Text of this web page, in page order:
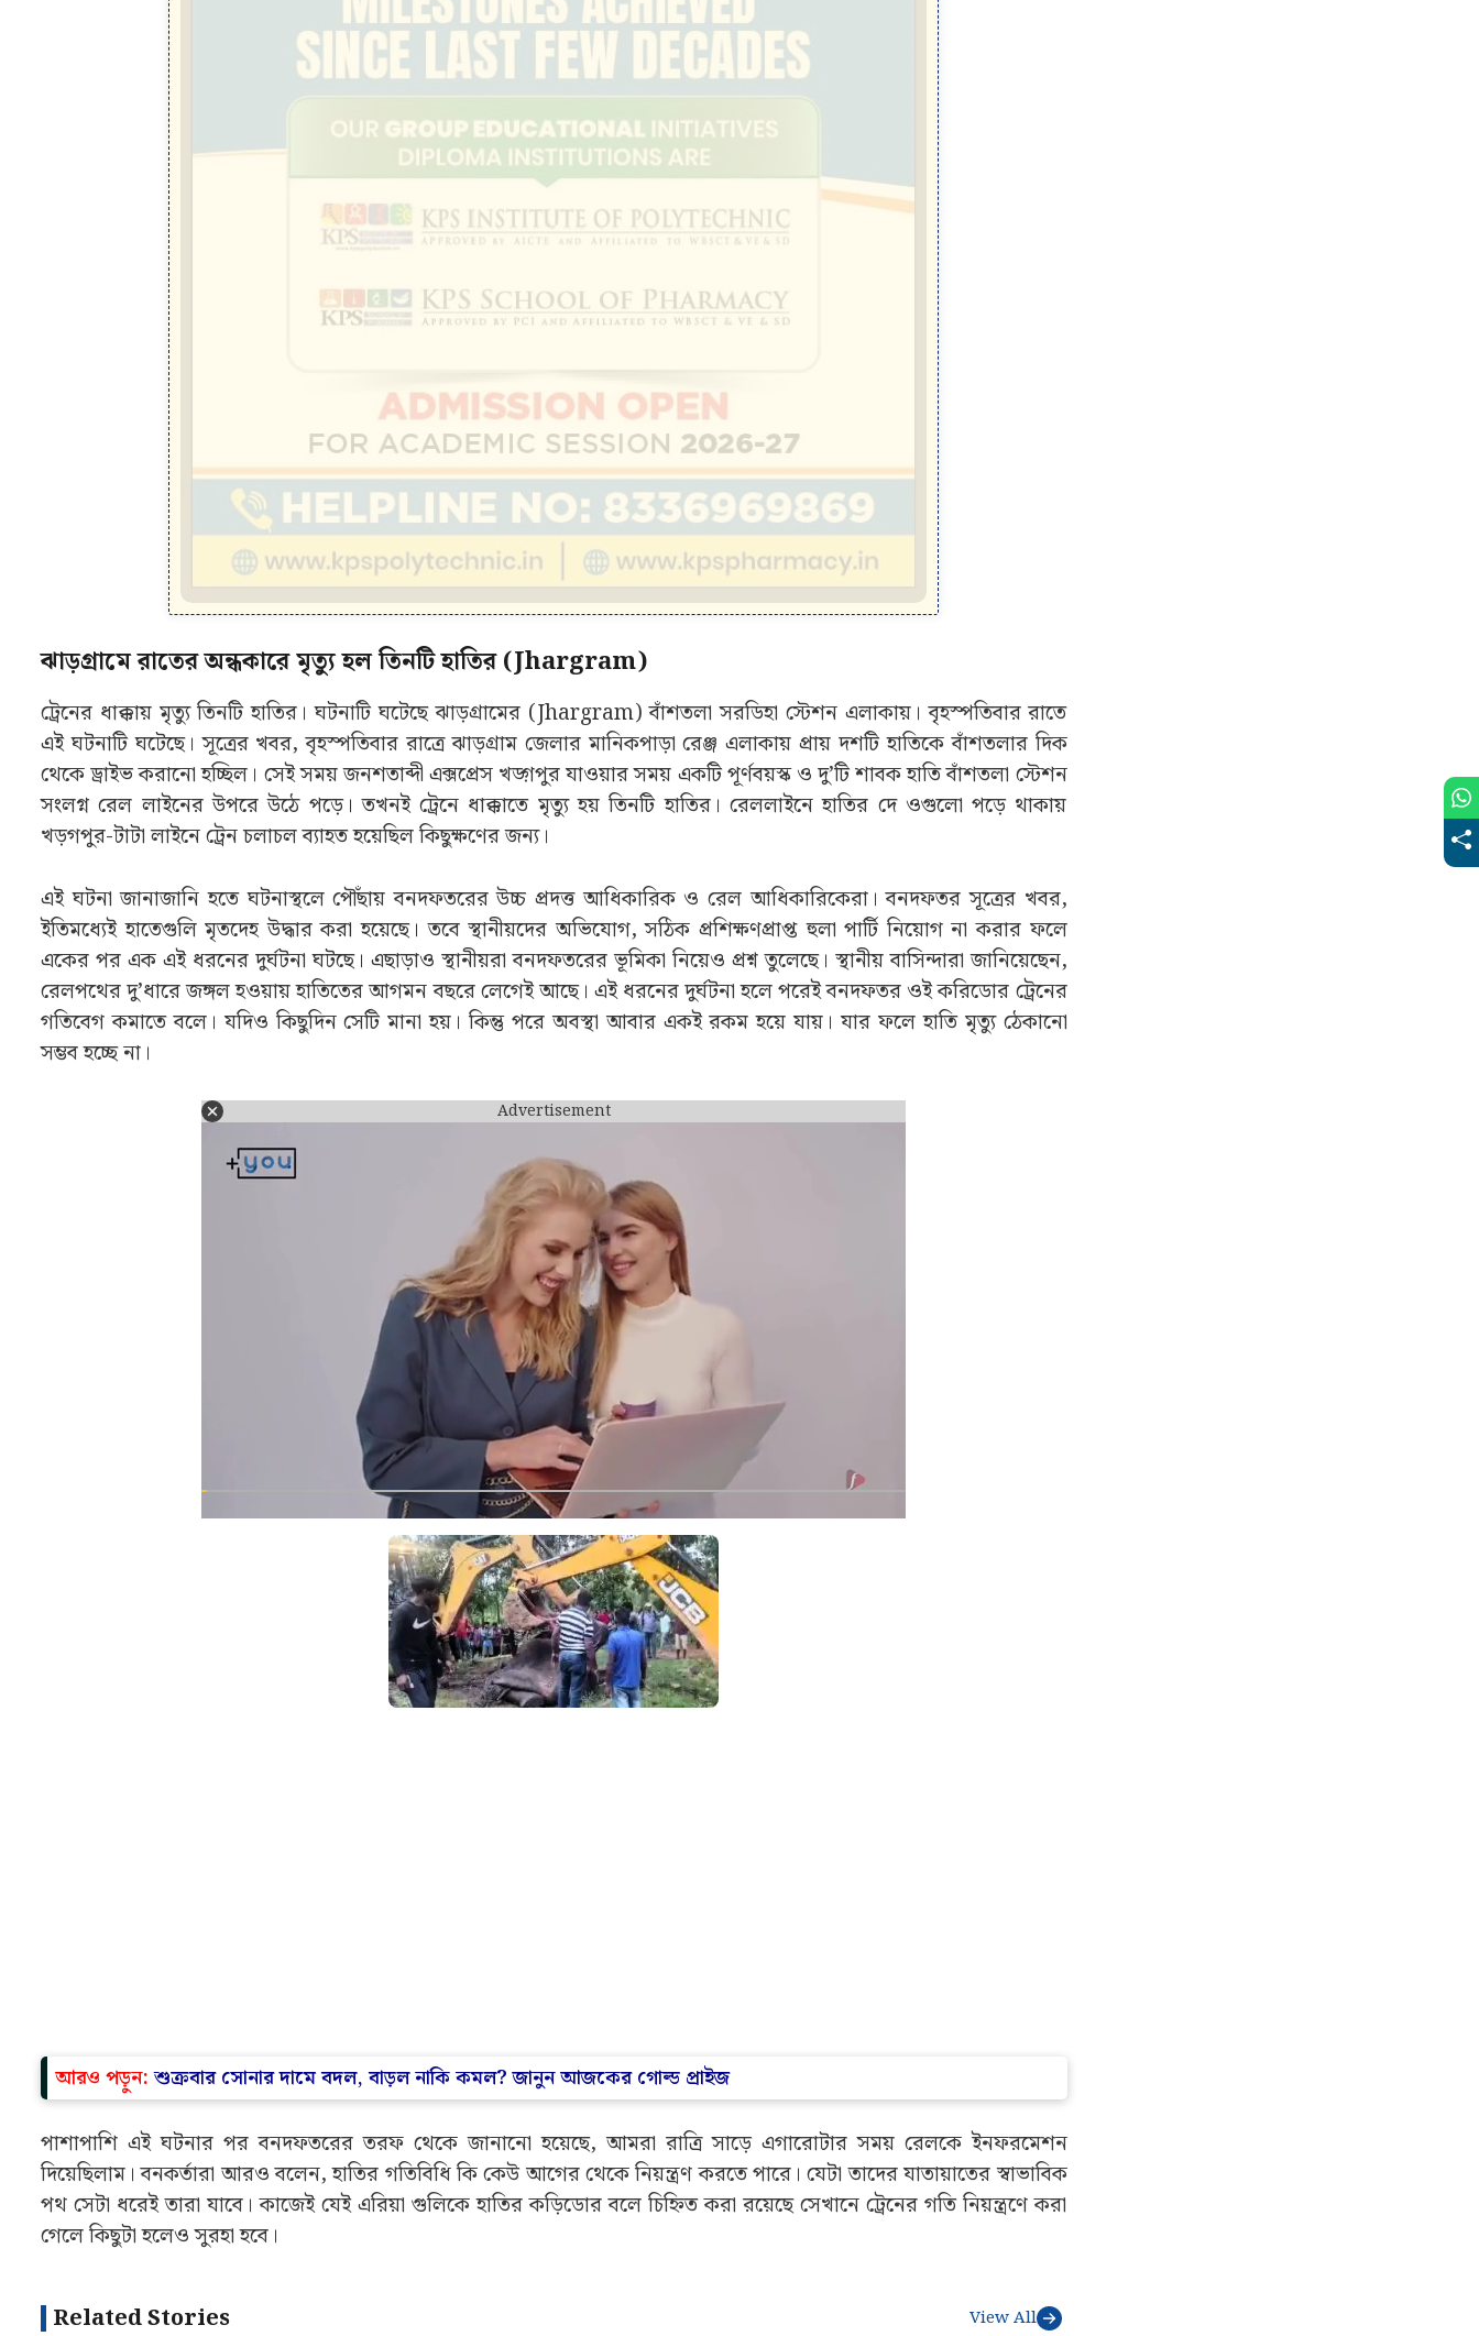
ঝাড়গ্ৰামে রাতের অন্ধকারে মৃত্যু হল তিনটি হাতির (Jhargram)
ট্রেনের ধাক্কায় মৃত্যু তিনটি হাতির। ঘটনাটি ঘটেছে ঝাড়গ্রামের (Jhargram) বাঁশতলা সরডিহা স্টেশন এলাকায়। বৃহস্পতিবার রাতে
এই ঘটনাটি ঘটেছে। সূত্রের খবর, বৃহস্পতিবার রাত্রে ঝাড়গ্রাম জেলার মানিকপাড়া রেঞ্জ এলাকায় প্রায় দশটি হাতিকে বাঁশতলার দিক
থেকে ড্রাইভ করানো হচ্ছিল। সেই সময় জনশতাব্দী এক্সপ্রেস খড়্গপুর যাওয়ার সময় একটি পূর্ণবয়স্ক ও দু’টি শাবক হাতি বাঁশতলা স্টেশন
সংলগ্ন রেল লাইনের উপরে উঠে পড়ে। তখনই ট্রেনে ধাক্কাতে মৃত্যু হয় তিনটি হাতির। রেললাইনে হাতির দে ওগুলো পড়ে থাকায়
খড়গপুর-টাটা লাইনে ট্রেন চলাচল ব্যাহত হয়েছিল কিছুক্ষণের জন্য।
এই ঘটনা জানাজানি হতে ঘটনাস্থলে পৌঁছায় বনদফতরের উচ্চ প্রদত্ত আধিকারিক ও রেল আধিকারিকেরা। বনদফতর সূত্রের খবর,
ইতিমধ্যেই হাতেগুলি মৃতদেহ উদ্ধার করা হয়েছে। তবে স্থানীয়দের অভিযোগ, সঠিক প্রশিক্ষণপ্রাপ্ত হুলা পার্টি নিয়োগ না করার ফলে
একের পর এক এই ধরনের দুর্ঘটনা ঘটছে। এছাড়াও স্থানীয়রা বনদফতরের ভূমিকা নিয়েও প্রশ্ন তুলেছে। স্থানীয় বাসিন্দারা জানিয়েছেন,
রেলপথের দু’ধারে জঙ্গল হওয়ায় হাতিতের আগমন বছরে লেগেই আছে। এই ধরনের দুর্ঘটনা হলে পরেই বনদফতর ওই করিডোর ট্রেনের
গতিবেগ কমাতে বলে। যদিও কিছুদিন সেটি মানা হয়। কিন্তু পরে অবস্থা আবার একই রকম হয়ে যায়। যার ফলে হাতি মৃত্যু ঠেকানো
সম্ভব হচ্ছে না।
Advertisement
আরও পড়ুন:শুক্রবার সোনার দামে বদল, বাড়ল নাকি কমল? জানুন আজকের গোল্ড প্রাইজ
পাশাপাশি এই ঘটনার পর বনদফতরের তরফ থেকে জানানো হয়েছে, আমরা রাত্রি সাড়ে এগারোটার সময় রেলকে ইনফরমেশন
দিয়েছিলাম। বনকর্তারা আরও বলেন, হাতির গতিবিধি কি কেউ আগের থেকে নিয়ন্ত্রণ করতে পারে। যেটা তাদের যাতায়াতের স্বাভাবিক
পথ সেটা ধরেই তারা যাবে। কাজেই যেই এরিয়া গুলিকে হাতির কড়িডোর বলে চিহ্নিত করা রয়েছে সেখানে ট্রেনের গতি নিয়ন্ত্রণে করা
গেলে কিছুটা হলেও সুরহা হবে।
Related Stories View All